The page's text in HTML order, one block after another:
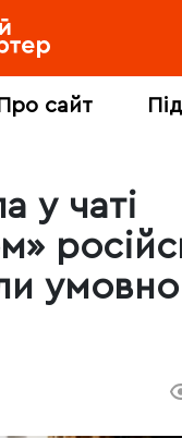
Про сайт
у чаті
умовно